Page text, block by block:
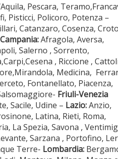
Pescara,
Pisticci, Policoro, Potenza –
Catanzaro, Cosenza,
Campania:Afragola, Aversa,
Salerno , Sorrento,
, Riccione ,
Medicina,
Fontanellato, Piacenza,
Friuli-Venezia
Sacile, Udine – Lazio:Anzio,
Latina, Rieti, Roma,
La Spezia, Savona ,
Sarzana , Portofino,
Terre- Lombardia: